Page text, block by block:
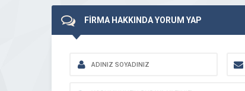
FİRMA HAKKINDA YORUM YAP